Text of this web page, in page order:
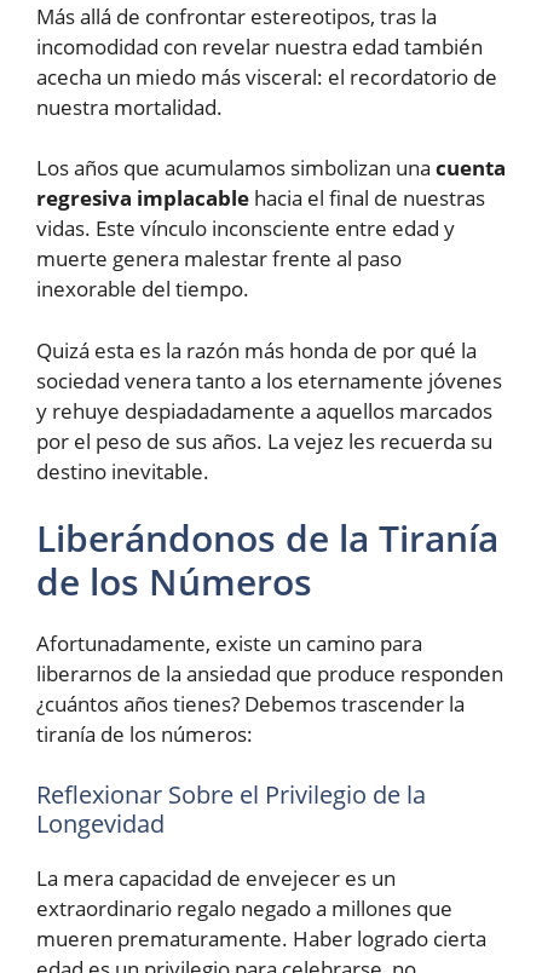
Más allá de confrontar estereotipos, tras la
incomodidad con revelar nuestra edad también
acecha un miedo más visceral: el recordatorio de
nuestra mortalidad.
Los años que acumulamos simbolizan una cuenta
regresiva implacable hacia el final de nuestras
vidas. Este vínculo inconsciente entre edad y
muerte genera malestar frente al paso
inexorable del tiempo.
Quizá esta es la razón más honda de por qué la
sociedad venera tanto a los eternamente jóvenes
y rehuye despiadadamente a aquellos marcados
por el peso de sus años. La vejez les recuerda su
destino inevitable.
Liberándonos de la Tiranía
de los Números
Afortunadamente, existe un camino para
liberarnos de la ansiedad que produce responden
¿cuántos años tienes? Debemos trascender la
tiranía de los números:
Reflexionar Sobre el Privilegio de la
Longevidad
La mera capacidad de envejecer es un
extraordinario regalo negado a millones que
mueren prematuramente. Haber logrado cierta